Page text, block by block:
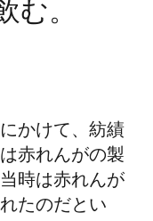
む。
かけて、紡績
赤れんがの製
時は赤れんが
たのだとい